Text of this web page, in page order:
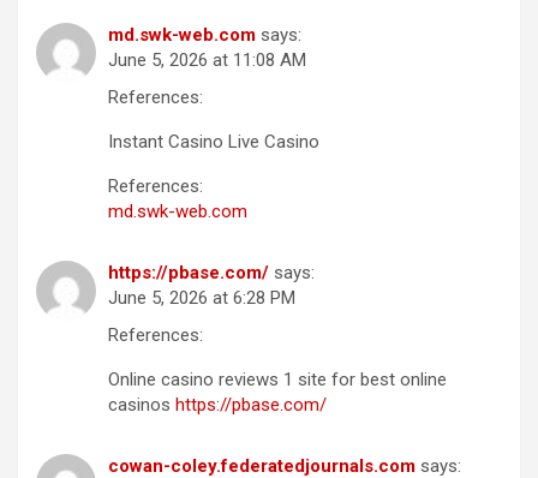
md.swk-web.com says:
June 5, 2026 at 11:08 AM
References:
Instant Casino Live Casino
References:
md.swk-web.com
https://pbase.com/ says:
June 5, 2026 at 6:28 PM
References:
Online casino reviews 1 site for best online
casinos https://pbase.com/
cowan-coley.federatedjournals.com says: